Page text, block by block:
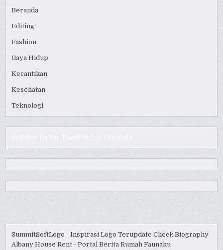
Beranda
Editing
Fashion
Gaya Hidup
Kecantikan
Kesehatan
Teknologi
SummitSoftLogo - Inspirasi Logo Terupdate Check Biography
Albany House Rent - Portal Berita Rumah Faunaku